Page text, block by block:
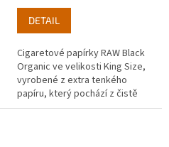
DETAIL
Cigaretové papírky RAW Black
Organic ve velikosti King Size,
vyrobené z extra tenkého
papíru, který pochází z čistě
organicky pěstovaného